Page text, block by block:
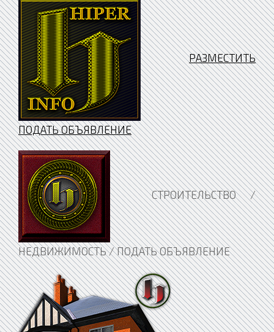
РАЗМЕСТИТЬ
ПОДАТЬ ОБЪЯВЛЕНИЕ
СТРОИТЕЛЬСТВО /
НЕДВИЖИМОСТЬ / ПОДАТЬ ОБЪЯВЛЕНИЕ